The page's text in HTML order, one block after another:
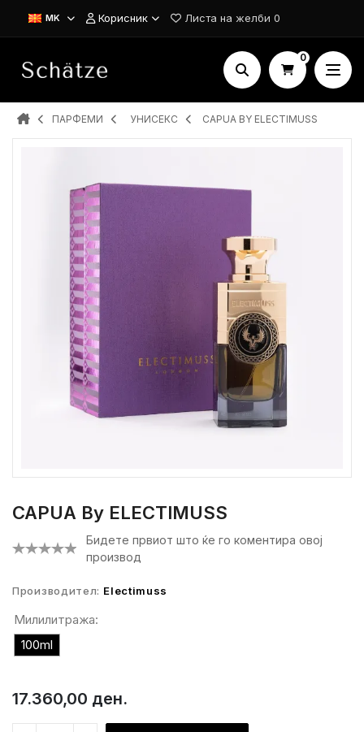
MK Корисник Листа на желби 0
0
ПАРФЕМИ УНИСЕКС CAPUA BY ELECTIMUSS
CAPUA By ELECTIMUSS
Бидете првиот што ќе го коментира овој
производ
Производител: Electimuss
Милилитража:
100ml
17.360,00 ден.